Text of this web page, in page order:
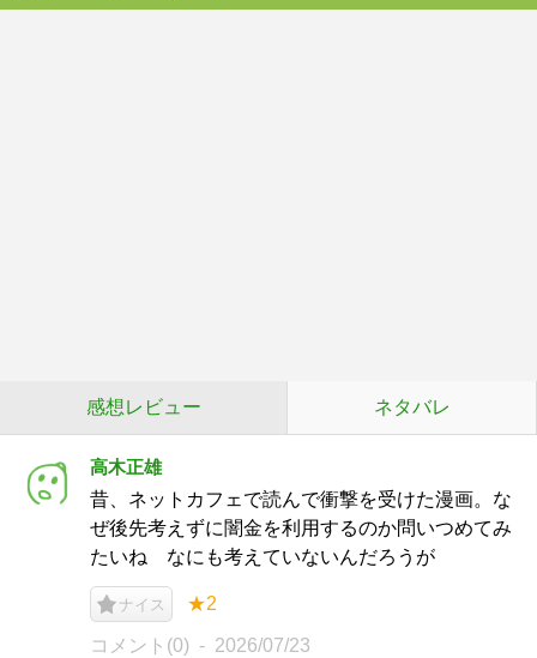
感想レビュー ネタバレ
高木正雄
昔、ネットカフェで読んで衝撃を受けた漫画。な
ぜ後先考えずに闇金を利用するのか問いつめてみ
たいね なにも考えていないんだろうが
ナイス ★2
コメント(0) 2026/07/23